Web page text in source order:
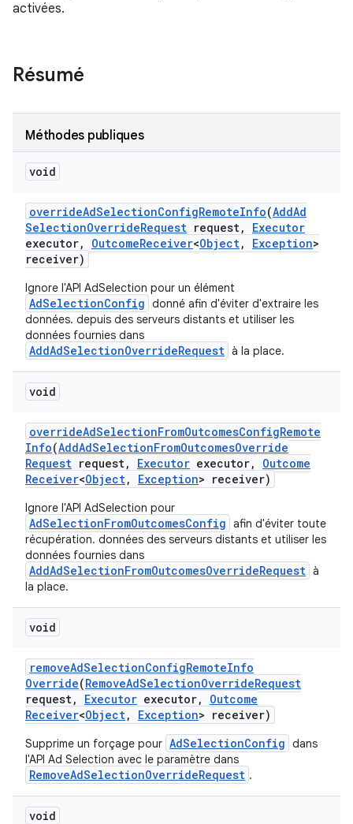
activées.
Résumé
Méthodes publiques
void
overrideAdSelectionConfigRemoteInfo(AddAd
SelectionOverrideRequest request,
Executor
executor, OutcomeReceiver<Object, Exception>
receiver)
Ignore l'API AdSelection pour un élément
AdSelectionConfig donné afin d'éviter d'extraire les
données. depuis des serveurs distants et utiliser les
données fournies dans
AddAdSelectionOverrideRequest à la place.
void
overrideAdSelectionFromOutcomesConfigRemote
Info(AddAdSelectionFromOutcomesOverride
Request request, Executor executor,
Outcome
Receiver<Object, Exception> receiver)
Ignore l'API AdSelection pour
AdSelectionFromOutcomesConfig afin d'éviter toute
récupération. données des serveurs distants et utiliser les
données fournies dans
AddAdSelectionFromOutcomesOverrideRequest à
la place.
void
removeAdSelectionConfigRemoteInfo
Override(RemoveAdSelectionOverrideRequest
request, Executor executor,
Outcome
Receiver<Object, Exception> receiver)
Supprime un forçage pour AdSelectionConfig dans
l'API Ad Selection avec le paramètre dans
RemoveAdSelectionOverrideRequest .
void